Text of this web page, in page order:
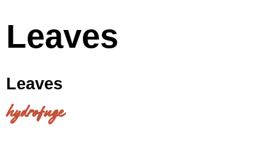
Leaves
Leaves
hydrofuge